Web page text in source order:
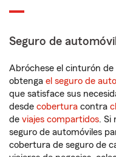
Seguro de
Abróchese el cinturón
obtenga el seguro de
que satisface sus
desde cobertura contra
de viajes compartidos. Si
seguro de automóviles
cobertura de seguro de